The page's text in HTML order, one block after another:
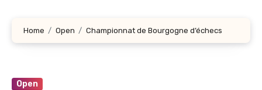
Home Open Championnat de Bourgogne d’échecs
Open